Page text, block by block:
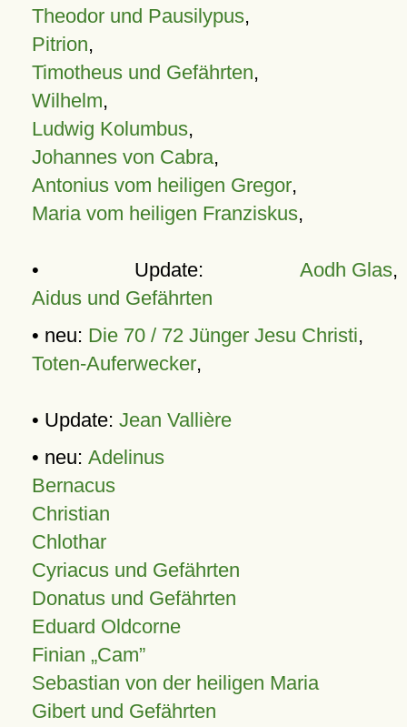
Theodor und Pausilypus,
Pitrion,
Timotheus und Gefährten,
Wilhelm,
Ludwig Kolumbus,
Johannes von Cabra,
Antonius vom heiligen Gregor,
Maria vom heiligen Franziskus,
• Update: Aodh Glas,
Aidus und Gefährten
• neu: Die 70 / 72 Jünger Jesu Christi,
Toten-Auferwecker,
• Update: Jean Vallière
• neu: Adelinus
Bernacus
Christian
Chlothar
Cyriacus und Gefährten
Donatus und Gefährten
Eduard Oldcorne
Finian Cam
Sebastian von der heiligen Maria
Gibert und Gefährten